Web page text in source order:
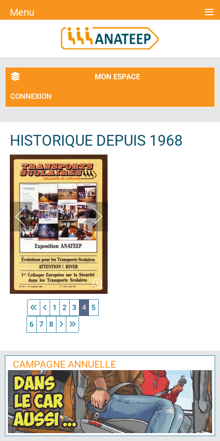
MON ESPACE
CONNEXION
HISTORIQUE DEPUIS 1968
1 2 3 4
5
6
7 8
CAMPAGNE ANNUELLE
Menu ≡